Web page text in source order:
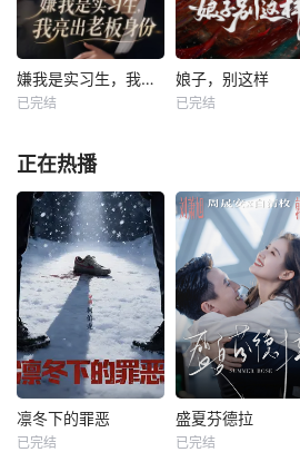
嫌我是实习生，我亮出老板身份
已完结
娘子，别这样
已完结
正在热播
凛冬下的罪恶
已完结
盛夏芬德拉
已完结